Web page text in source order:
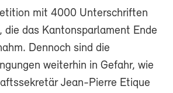
mit 4000 Unterschriften
die das Kantonsparlament Ende
Dennoch sind die
weiterhin in Gefahr, wie
Jean-Pierre Etique